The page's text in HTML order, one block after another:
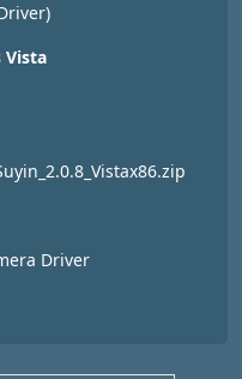
Vista
Driver